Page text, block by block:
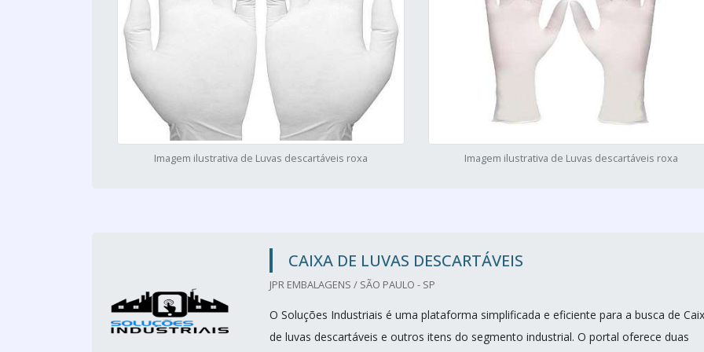
Imagem ilustrativa de Luvas descartáveis roxa Imagem ilustrativa de Luvas descartáveis roxa
CAIXA DE LUVAS DESCARTÁVEIS
JPR EMBALAGENS / SÃO PAULO - SP
O Soluções Industriais é uma plataforma simplificada e eficiente para a busca de
de luvas descartáveis e outros itens do segmento industrial. O portal oferece duas